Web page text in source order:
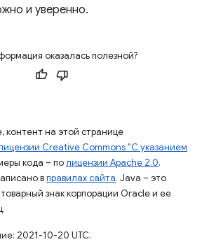
и уверенно.
оказалась полезной?
контент на этой странице
Creative Commons "С указанием
кода – полицензии Apache 2.0.
вправилах сайта. Java – это
знак корпорации Oracle и ее
2021-10-20 UTC.